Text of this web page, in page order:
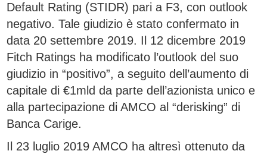
Default Rating (STIDR) pari a F3, con outlook
negativo. Tale giudizio è stato confermato in
data 20 settembre 2019. Il 12 dicembre 2019
Fitch Ratings ha modificato l’outlook del suo
giudizio in “positivo”, a seguito dell’aumento di
capitale di €1mld da parte dell’azionista unico e
alla partecipazione di AMCO al “derisking” di
Banca Carige.
Il 23 luglio 2019 AMCO ha altresì ottenuto da